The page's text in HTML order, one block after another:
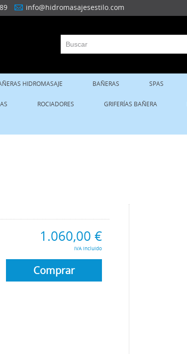
info@hidromasajesestilo.com
HIDROMASAJE BAÑERAS SPAS
ROCIADORES GRIFERÍAS BAÑERA
1.060,00 €
IVA incluido
Comprar